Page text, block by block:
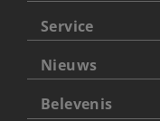
Service
Nieuws
Belevenis